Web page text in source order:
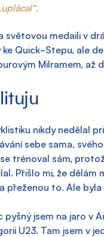
světovou medaili v
Quick-Stepu, ale
Milramem, až
nikdy nedělal
sebe sama,
trénoval sám,
Přišlo mi, že dělám
přeženou to. Ale
pyšný jsem na jaro v
U23. Tam jsem v